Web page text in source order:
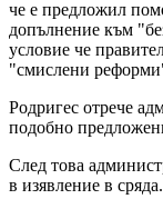
че е предложил
допълнение към
условие че
"смислени
Родригес отрече
подобно
След това
в изявление в сряда.